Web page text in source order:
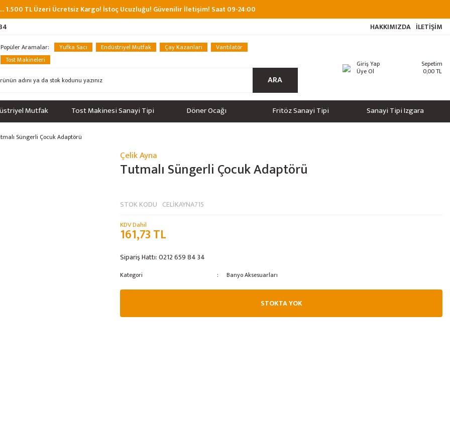
1.500 TL Üzeri Ücretsiz Kargo! İstoç Ucuzluğu! Güvenilir İletişim! Saat 09-24:00
HAKKIMIZDA İLETİŞİM
Popüler Aramalar: Yufka Sacı Endüstriyel Mutfak Çay Kazanları
Vantilatör
Tost Makineleri
ARA
Giriş Yap
Üye Ol
Sepetim
0,00 TL
Mutfak Tost Makinesi Sanayi Tipi Döner Ocağı Fritöz Sanayi Tipi Sanayi Tipi Izgara
Süngerli Çocuk Adaptörü
Çelik Ayna
Tutmalı Süngerli Çocuk Adaptörü
STOK KODU CELİKAYNA715
KDV Dahil
161,73 TL
Sipariş Hattı:0212 659 84 34
Kategori Banyo Aksesuarları
STOKTA YOK